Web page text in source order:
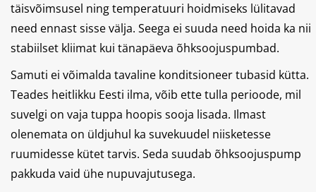
täisvõimsusel ning temperatuuri hoidmiseks lülitavad
need ennast sisse välja. Seega ei suuda need hoida ka nii
stabiilset kliimat kui tänapäeva õhksoojuspumbad.
Samuti ei võimalda tavaline konditsioneer tubasid kütta.
Teades heitlikku Eesti ilma, võib ette tulla perioode, mil
suvelgi on vaja tuppa hoopis sooja lisada. Ilmast
olenemata on üldjuhul ka suvekuudel niisketesse
ruumidesse kütet tarvis. Seda suudab õhksoojuspump
pakkuda vaid ühe nupuvajutusega.